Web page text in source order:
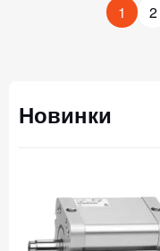
1 2
Новинки